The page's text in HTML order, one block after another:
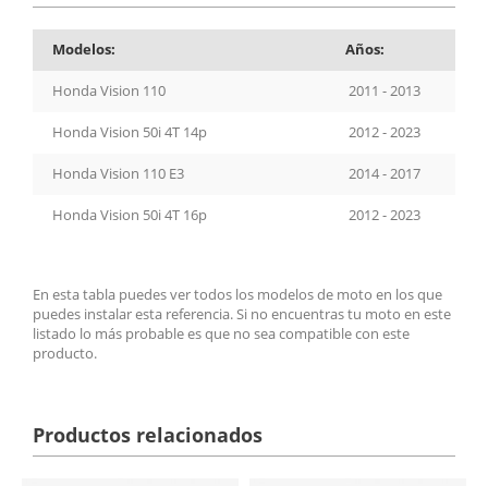
Modelos: Años:
Honda Vision 110 2011 - 2013
Honda Vision 50i 4T 14p 2012 - 2023
Honda Vision 110 E3 2014 - 2017
Honda Vision 50i 4T 16p 2012 - 2023
En esta tabla puedes ver todos los modelos de moto en los que
puedes instalar esta referencia. Si no encuentras tu moto en este
listado lo más probable es que no sea compatible con este
producto.
Productos relacionados